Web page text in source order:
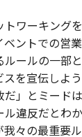
ワーキング
ントでの営
ルールの一部
を宣伝しよ
」とミード
違反だとわ
々の最重要ル